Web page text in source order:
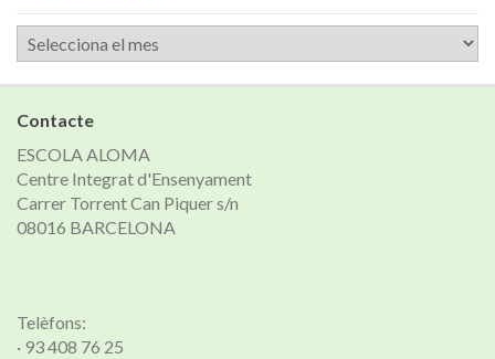
Arxiu
de
notícies
Contacte
ESCOLA ALOMA
Centre Integrat d'Ensenyament
Carrer Torrent Can Piquer s/n
08016 BARCELONA
Telèfons:
· 93 408 76 25